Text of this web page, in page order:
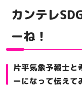
カンテレ
ーね！
片平気象予報士と
ーになって伝えて